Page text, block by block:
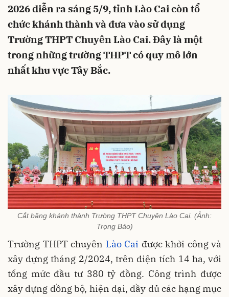
2026 diễn ra sáng 5/9, tỉnh Lào Cai còn tổ
chức khánh thành và đưa vào sử dụng
Trường THPT Chuyên Lào Cai. Đây là một
trong những trường THPT có quy mô lớn
nhất khu vực Tây Bắc.
Cắt băng khánh thành Trường THPT Chuyên Lào Cai. (Ảnh:
Trọng Bảo)
Trường THPT chuyên Lào Cai được khởi công và
xây dựng tháng 2/2024, trên diện tích 14 ha, với
tổng mức đầu tư 380 tỷ đồng. Công trình được
xây dựng đồng bộ, hiện đại, đầy đủ các hạng mục